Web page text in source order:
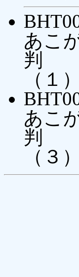
あこ
判
（１
あこ
判
（３